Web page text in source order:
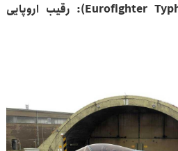
۱. یوروفایتر تایفون (Eurofighter Typhoon): رقیب اروپایی